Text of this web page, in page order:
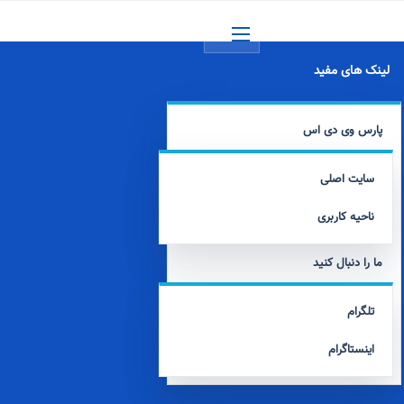
لینک های مفید
پارس وی دی اس
سایت اصلی
ناحیه کاربری
ما را دنبال کنید
تلگرام
اینستاگرام